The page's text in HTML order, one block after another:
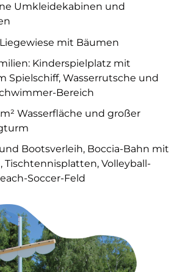
Umkleidekabinen und
mit Bäumen
Kinderspielplatz mit
Spielschiff, Wasserrutsche und
Bereich
Wasserfläche und großer
Bootsverleih, Boccia-Bahn mit
Tischtennisplatten, Volleyball-
Soccer-Feld